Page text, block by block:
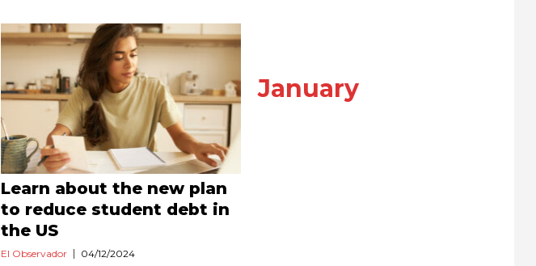
Learn about the new plan
to reduce student debt in
the US
El Observador 04/12/2024
January